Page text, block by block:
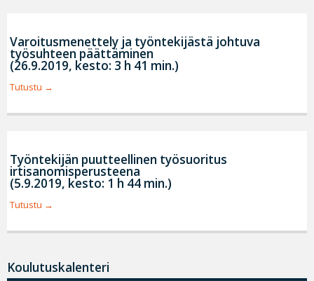
Varoitusmenettely ja työntekijästä johtuva
työsuhteen päättäminen
(26.9.2019, kesto: 3 h 41 min.)
Tutustu
Työntekijän puutteellinen työsuoritus
irtisanomisperusteena
(5.9.2019, kesto: 1 h 44 min.)
Tutustu
Koulutuskalenteri